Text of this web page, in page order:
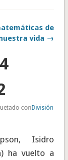
de
vida →
con División
Isidro
ha vuelto a